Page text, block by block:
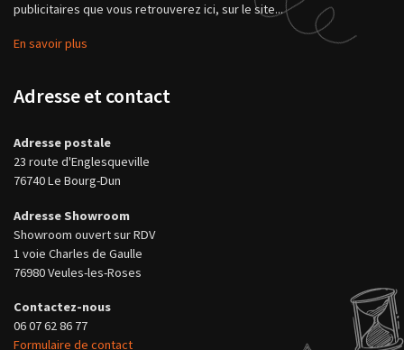
publicitaires que vous retrouverez ici, sur le site...
En savoir plus
Adresse et contact
Adresse postale
23 route d'Englesqueville
76740 Le Bourg-Dun
Adresse Showroom
Showroom ouvert sur RDV
1 voie Charles de Gaulle
76980 Veules-les-Roses
Contactez-nous
06 07 62 86 77
Formulaire de contact